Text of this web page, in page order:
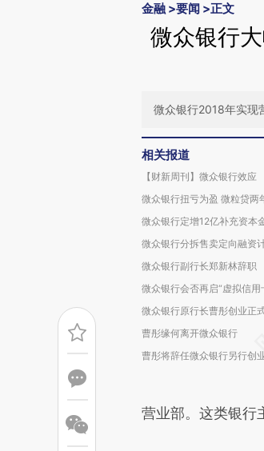
金融 >要闻 >正文
微众银行
微众银行2018年实现
相关报道
【财新周刊】微众银行效应
微众银行扭亏为盈 微粒贷
微众银行定增12亿补充资本
微众银行分拆售卖定向融资
微众银行副行长郑新林辞职
微众银行会否再启“虚拟信用
微众银行原行长曹彤创业正
曹彤缘何离开微众银行
曹彤将辞任微众银行另行创
营业部。这类银行